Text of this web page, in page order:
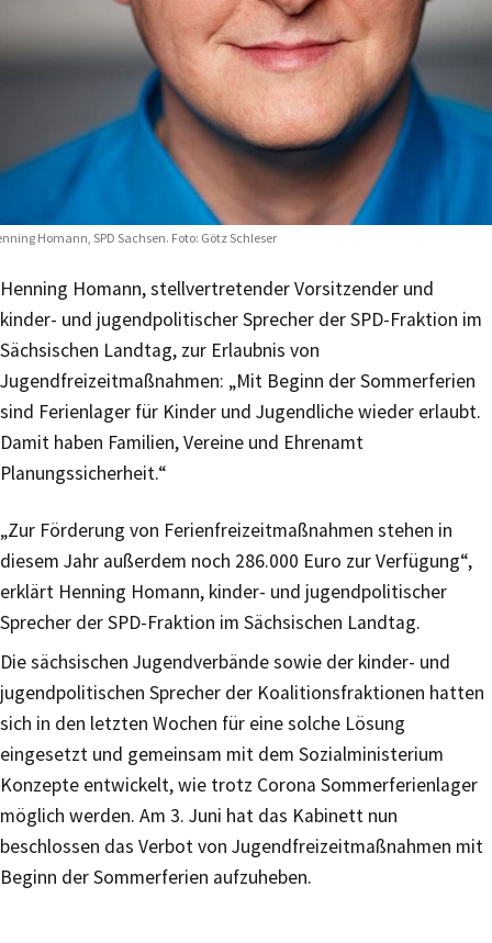
Homann, SPD Sachsen. Foto: Götz Schleser
Henning Homann, stellvertretender Vorsitzender und
kinder- und jugendpolitischer Sprecher der SPD-Fraktion im
Sächsischen Landtag, zur Erlaubnis von
Jugendfreizeitmaßnahmen: „Mit Beginn der Sommerferien
sind Ferienlager für Kinder und Jugendliche wieder erlaubt.
Damit haben Familien, Vereine und Ehrenamt
Planungssicherheit.“
„Zur Förderung von Ferienfreizeitmaßnahmen stehen in
diesem Jahr außerdem noch 286.000 Euro zur Verfügung“,
erklärt Henning Homann, kinder- und jugendpolitischer
Sprecher der SPD-Fraktion im Sächsischen Landtag.
Die sächsischen Jugendverbände sowie der kinder- und
jugendpolitischen Sprecher der Koalitionsfraktionen hatten
sich in den letzten Wochen für eine solche Lösung
eingesetzt und gemeinsam mit dem Sozialministerium
Konzepte entwickelt, wie trotz Corona Sommerferienlager
möglich werden. Am 3. Juni hat das Kabinett nun
beschlossen das Verbot von Jugendfreizeitmaßnahmen mit
Beginn der Sommerferien aufzuheben.